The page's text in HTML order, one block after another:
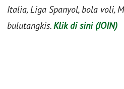
Italia, Liga Spanyol, bola voli,
bulutangkis.Klik di sini (JOIN)